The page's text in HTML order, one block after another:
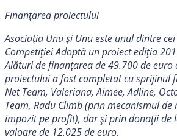
Finanțarea proiectului
Asociația Unu și Unu este unul dintre
Competiției Adoptă un proiect ediția
Alături de finanțarea de 49.700 de euro
proiectului a fost completat cu sprijinul
Net Team, Valeriana, Aimee, Adline,
Team, Radu Climb (prin mecanismul
impozit pe profit), dar și prin donații de
valoare de 12.025 de euro.